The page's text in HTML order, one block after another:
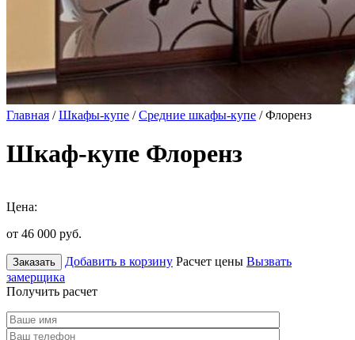
Главная /Шкафы-купе /Средние шкафы-купе / Флоренз
Шкаф-купе Флоренз
Цена:
от 46 000 руб.
Заказать Добавить в корзину Расчет цены Вызвать
замерщика
Получить расчет